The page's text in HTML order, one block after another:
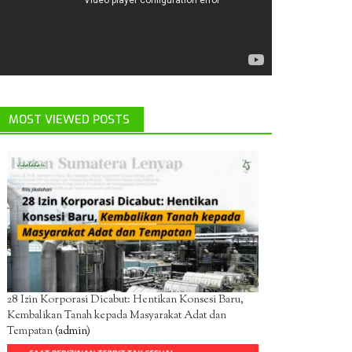
MOST VIEWED POSTS
28 Izin Korporasi Dicabut: Hentikan Konsesi Baru,
Kembalikan Tanah kepada Masyarakat Adat dan
Tempatan(admin)